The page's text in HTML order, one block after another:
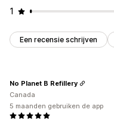
1
Een recensie schrijven
No Planet B Refillery
Canada
5 maanden gebruiken de app